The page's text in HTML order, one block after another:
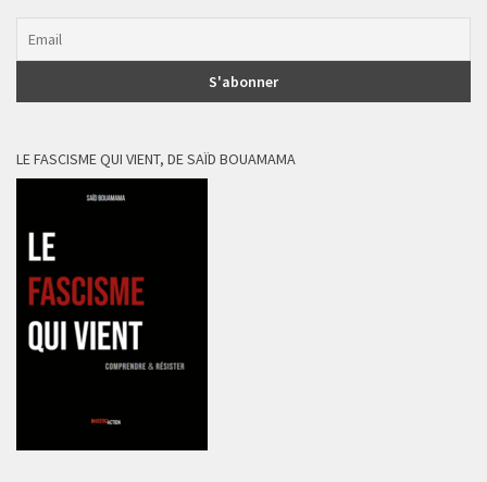
LE FASCISME QUI VIENT, DE SAÏD BOUAMAMA